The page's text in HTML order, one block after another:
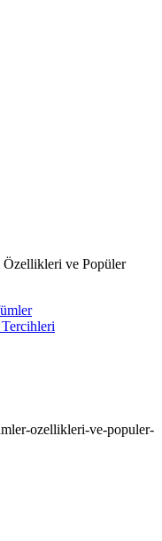
Özellikleri ve Popüler
ozellikleri-ve-populer-